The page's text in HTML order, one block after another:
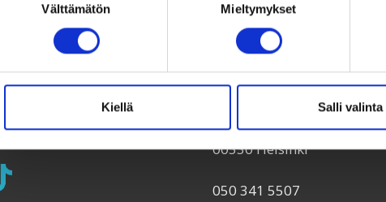
Välttämätön Mieltymykset
Kiellä Salli valinta
Taksvärkki ry
Siltasaarenkatu 4, 7. krs,
Globaalikeskus
00530 Helsinki
050 341 5507